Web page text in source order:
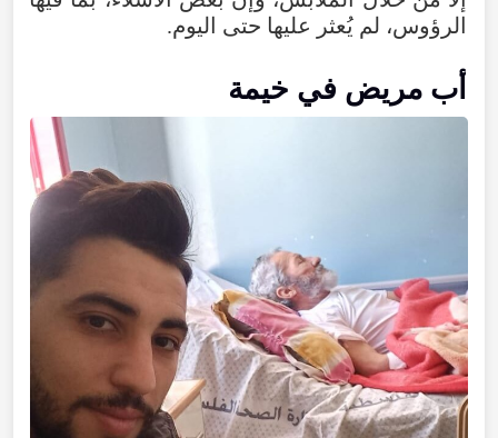
الرؤوس، لم يُعثر عليها حتى اليوم.
أب مريض في خيمة